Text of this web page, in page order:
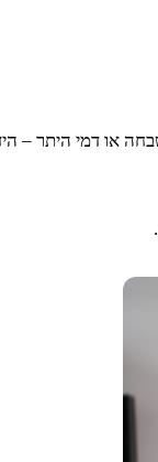
או דמי היתר –